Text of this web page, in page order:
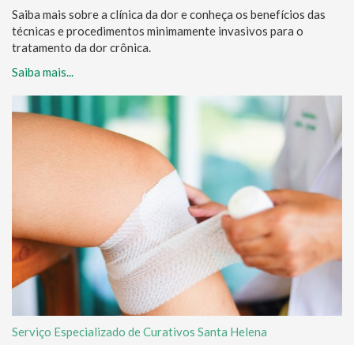
Saiba mais sobre a clínica da dor e conheça os benefícios das
técnicas e procedimentos minimamente invasivos para o
tratamento da dor crônica.
Saiba mais...
Serviço Especializado de Curativos Santa Helena